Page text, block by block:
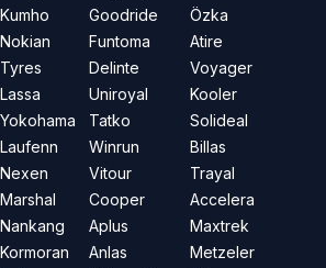
Kumho
Nokian
Tyres
Lassa
Yokohama
Laufenn
Nexen
Marshal
Nankang
Kormoran
Goodride
Funtoma
Delinte
Uniroyal
Tatko
Winrun
Vitour
Cooper
Aplus
Anlas
Özka
Atire
Voyager
Kooler
Solideal
Billas
Trayal
Accelera
Maxtrek
Metzeler